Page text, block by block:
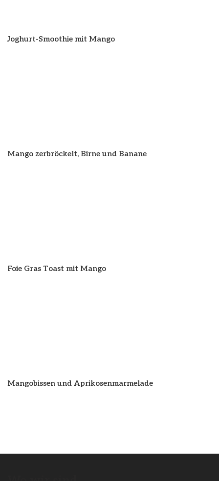
Joghurt-Smoothie mit Mango
Mango zerbröckelt, Birne und Banane
Foie Gras Toast mit Mango
Mangobissen und Aprikosenmarmelade